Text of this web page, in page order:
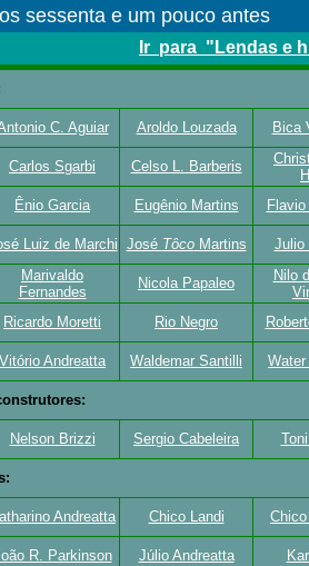
sessenta e um pouco antes
Ir para "Lendas e
C. Aguiar Aroldo Louzada Bica
Carlos Sgarbi Celso L. Barberis
Ênio Garcia Eugênio Martins
Luiz de Marchi José TôcoMartins Julio
Marivaldo
Fernandes
Nicola Papaleo
Nilo
Ricardo Moretti Rio Negro
Vitório Andreatta Waldemar Santilli
Nelson Brizzi Sergio Cabeleira
Andreatta Chico Landi
R. Parkinson Júlio Andreatta